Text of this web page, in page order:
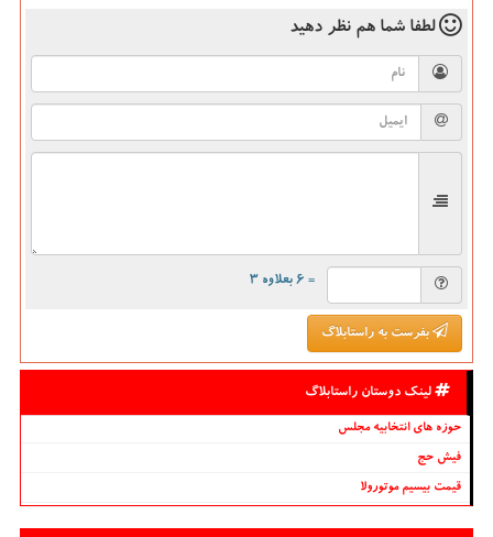
لطفا شما هم نظر دهید
= ۶ بعلاوه ۳
بفرست به راستابلاگ
لینک دوستان راستابلاگ
حوزه های انتخابیه مجلس
فیش حج
قیمت بیسیم موتورولا